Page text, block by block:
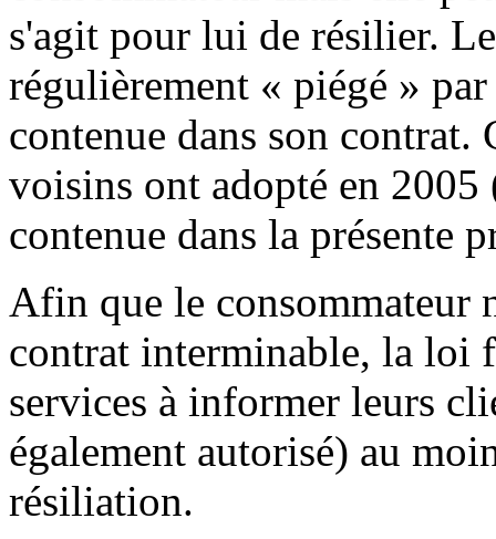
s'agit pour lui de résilier.
régulièrement « piégé »
contenue dans son
voisins ont adopté en 2005
contenue dans la présente
Afin que le consommateur
contrat interminable, la loi
services à informer leurs
également autorisé) au
résiliation.